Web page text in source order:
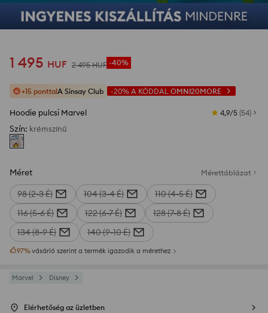
1 495 HUF 2 495 HUF -40%
+15 ponttalA Sinsay Club -20% A KÓDDAL OMNI20MORE
Hoodie pulcsi Marvel 4,9/5 (54)
Szín: krémszínű
Méret Mérettáblázat
98 (2-3 É) 104 (3-4 É)
110 (4-5 É)
116 (5-6 É)
122 (6-7 É)
128 (7-8 É)
134 (8-9 É)
140 (9-10 É)
97%vásárló szerint a termék igazodik a mérethez
Marvel Disney
Elérhetőség az üzletben